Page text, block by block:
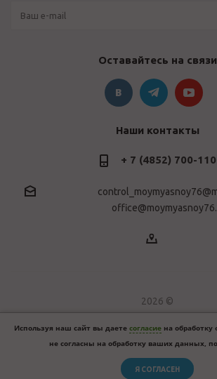
Оставайтесь на связи
Наши контакты
+ 7 (4852) 700-110
2026 ©
Используя наш сайт вы даете согласие на обработку
не согласны на обработку ваших данных,
Я СОГЛАСЕН